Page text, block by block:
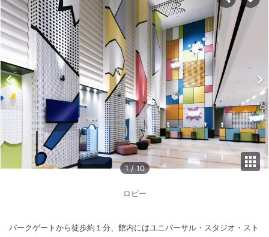
1 /10
ロビー
パークゲートから徒歩約１分、館内にはユニバーサル・スタジオ・スト